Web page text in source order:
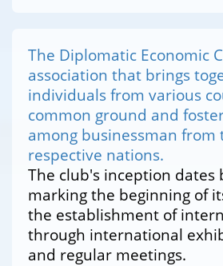
The Diplomatic Economic
association that brings
individuals from various
common ground and
among businessman from
respective nations.
The club's inception dates
marking the beginning of
the establishment of
through international
and regular meetings.